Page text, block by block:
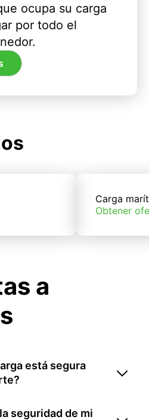
ocupa su carga
por todo el
Carga
Obtener
a
está segura
seguridad de mi